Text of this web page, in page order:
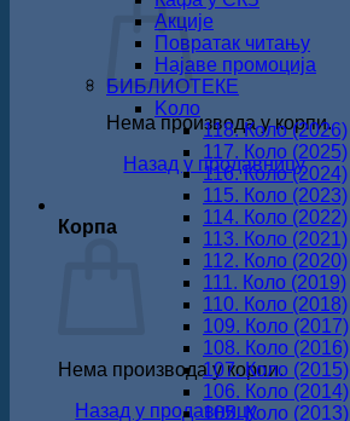
Нема производа у корпи.
Назад у продавницу
Корпа
Нема производа у корпи.
Назад у продавницу
Акције
Повратак читању
Најаве промоција
БИБЛИОТЕКЕ
Koло
118. Коло (2026)
117. Коло (2025)
116. Коло (2024)
115. Коло (2023)
114. Коло (2022)
113. Коло (2021)
112. Коло (2020)
111. Коло (2019)
110. Коло (2018)
109. Коло (2017)
108. Коло (2016)
107. Коло (2015)
106. Коло (2014)
105. Коло (2013)